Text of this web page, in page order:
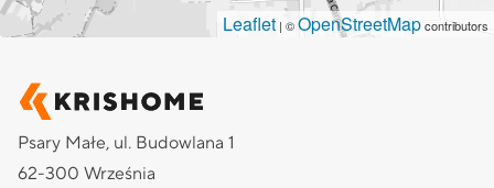
Leaflet | ©OpenStreetMapcontributors
Psary Małe, ul. Budowlana 1
62-300 Września